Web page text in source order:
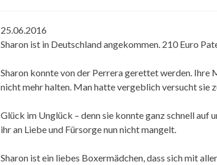
25.06.2016
Sharon ist in Deutschland angekommen. 210 Euro
Sharon konnte von der Perrera gerettet werden. Ihre
nicht mehr halten. Man hatte vergeblich versucht sie
Glück im Unglück – denn sie konnte ganz schnell auf
ihr an Liebe und Fürsorge nun nicht mangelt.
Sharon ist ein liebes Boxermädchen, dass sich mit